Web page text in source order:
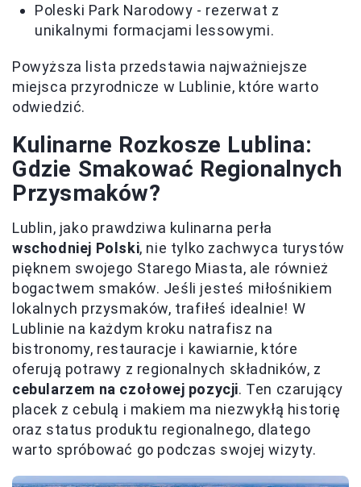
Poleski Park Narodowy - rezerwat z
unikalnymi formacjami lessowymi.
Powyższa lista przedstawia najważniejsze
miejsca przyrodnicze w Lublinie, które warto
odwiedzić.
Kulinarne Rozkosze Lublina:
Gdzie Smakować Regionalnych
Przysmaków?
Lublin, jako prawdziwa kulinarna perła
wschodniej Polski, nie tylko zachwyca turystów
pięknem swojego Starego Miasta, ale również
bogactwem smaków. Jeśli jesteś miłośnikiem
lokalnych przysmaków, trafiłeś idealnie! W
Lublinie na każdym kroku natrafisz na
bistronomy, restauracje i kawiarnie, które
oferują potrawy z regionalnych składników, z
cebularzem na czołowej pozycji. Ten czarujący
placek z cebulą i makiem ma niezwykłą historię
oraz status produktu regionalnego, dlatego
warto spróbować go podczas swojej wizyty.